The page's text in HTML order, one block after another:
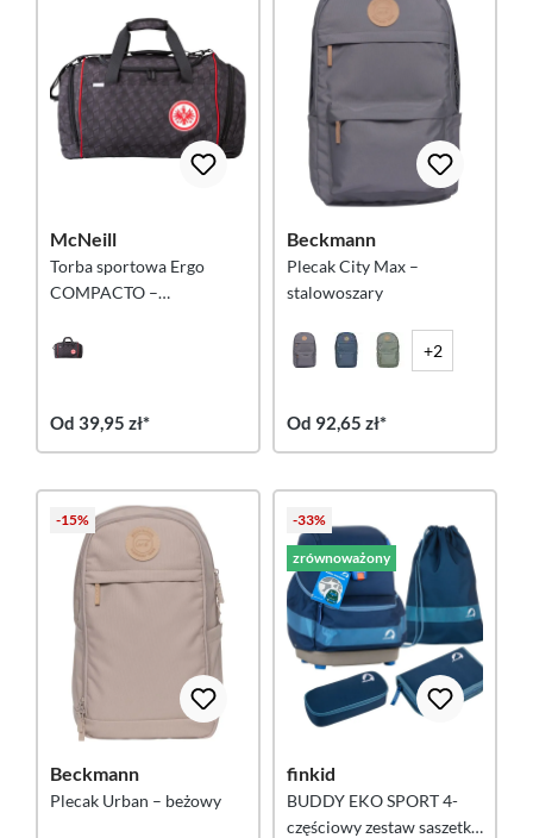
McNeill
Torba sportowa Ergo
COMPACTO –
Od 39,95 zł*
Beckmann
Plecak City Max –
stalowoszary
+2
Od 92,65 zł*
-15%
Beckmann
Plecak Urban – beżowy
-33%
zrównoważony
finkid
BUDDY EKO SPORT 4-
częściowy zestaw saszetka